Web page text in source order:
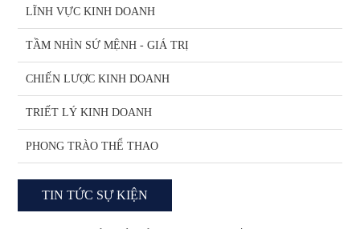
LĨNH VỰC KINH DOANH
TẦM NHÌN SỨ MỆNH - GIÁ TRỊ
CHIẾN LƯỢC KINH DOANH
TRIẾT LÝ KINH DOANH
PHONG TRÀO THỂ THAO
TIN TỨC SỰ KIỆN